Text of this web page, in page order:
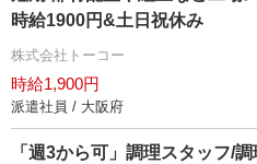
時給1900円&土日祝休み
株式会社トーコー
時給1,900円
派遣社員 / 大阪府
「週3から可」調理スタッフ/